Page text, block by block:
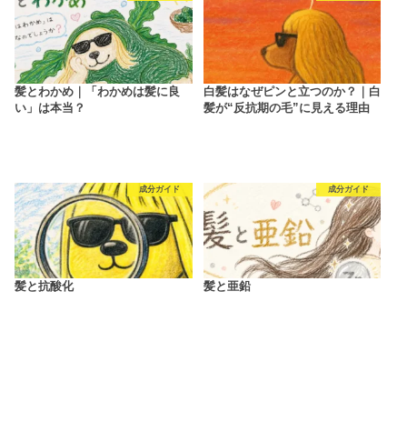
髪とわかめ｜「わかめは髪に良
い」は本当？
白髪はなぜピンと立つのか？｜白
髪が“反抗期の毛”に見える理由
成分ガイド
髪と抗酸化
成分ガイド
髪と亜鉛